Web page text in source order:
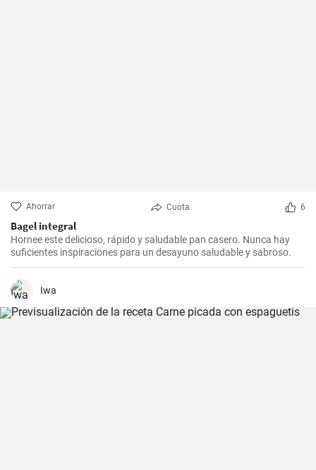
Ahorrar Cuota 6
Bagel integral
Hornee este delicioso, rápido y saludable pan casero. Nunca hay
suficientes inspiraciones para un desayuno saludable y sabroso.
Iwa